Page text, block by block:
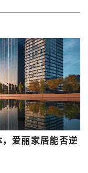
爱丽家居能否逆